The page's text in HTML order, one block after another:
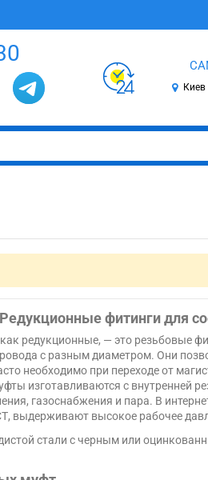
Киев
фитинги для
редукционные, — это резьбовые
с разным диаметром. Они
необходимо при переходе от
изготавливаются с внутренней
газоснабжения и пара. В
выдерживают высокое рабочее
стали с черным или